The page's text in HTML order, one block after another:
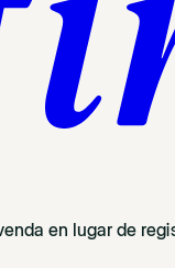
en lugar de